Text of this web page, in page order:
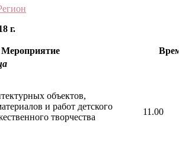
г.
Мероприятие
объектов,
и работ детского
творчества
11.00